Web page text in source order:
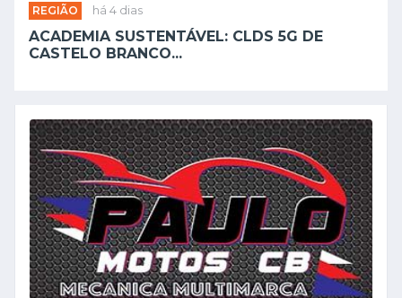
REGIÃO há 4 dias
ACADEMIA SUSTENTÁVEL: CLDS 5G DE
CASTELO BRANCO...